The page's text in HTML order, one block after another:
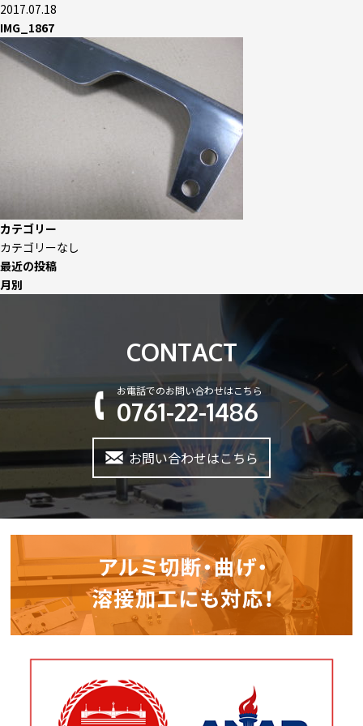
2017.07.18
IMG_1867
カテゴリー
カテゴリーなし
最近の投稿
月別
CONTACT
お電話でのお問い合わせはこちら
0761-22-1486
お問い合わせはこちら